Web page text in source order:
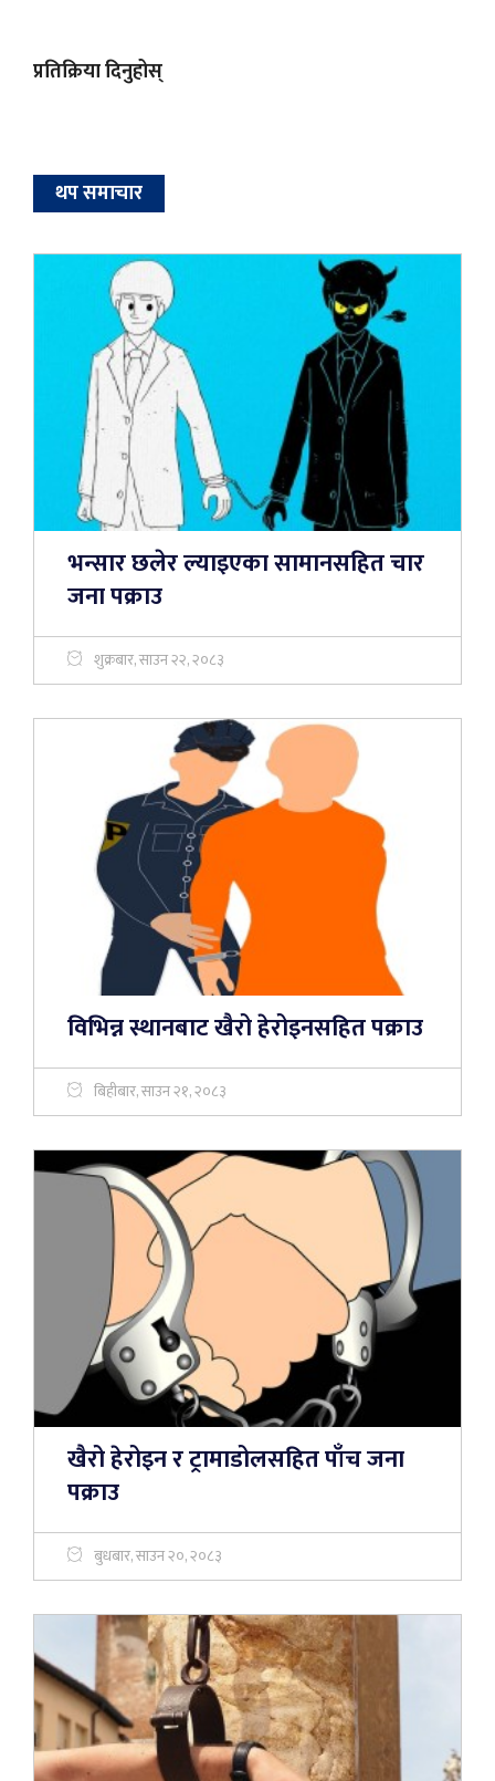
प्रतिक्रिया दिनुहोस्
थप समाचार
भन्सार छलेर ल्याइएका सामानसहित चार
जना पक्राउ
शुक्रबार, साउन २२, २०८३
विभिन्न स्थानबाट खैरो हेरोइनसहित पक्राउ
बिहीबार, साउन २१, २०८३
खैरो हेरोइन र ट्रामाडोलसहित पाँच जना
पक्राउ
बुधबार, साउन २०, २०८३